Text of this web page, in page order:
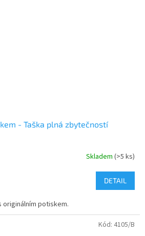
- Taška plná zbytečností
Skladem (>5 ks)
DETAIL
originálním potiskem.
Kód: 4105/B